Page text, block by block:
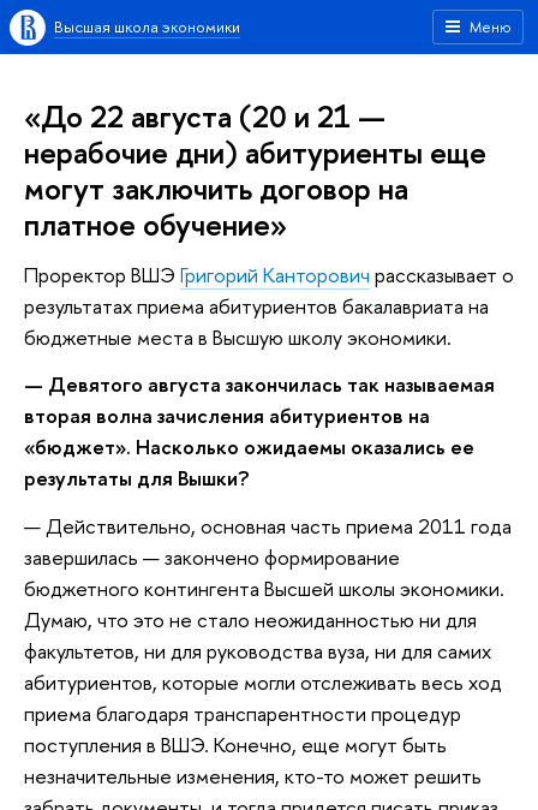
Меню
Высшая школа экономики
«До 22 августа (20 и 21 —
нерабочие дни) абитуриенты еще
могут заключить договор на
платное обучение»
Проректор ВШЭ Григорий Канторович рассказывает о
результатах приема абитуриентов бакалавриата на
бюджетные места в Высшую школу экономики.
— Девятого августа закончилась так называемая
вторая волна зачисления абитуриентов на
«бюджет». Насколько ожидаемы оказались ее
результаты для Вышки?
— Действительно, основная часть приема 2011 года
завершилась — закончено формирование
бюджетного контингента Высшей школы экономики.
Думаю, что это не стало неожиданностью ни для
факультетов, ни для руководства вуза, ни для самих
абитуриентов, которые могли отслеживать весь ход
приема благодаря транспарентности процедур
поступления в ВШЭ. Конечно, еще могут быть
незначительные изменения, кто-то может решить